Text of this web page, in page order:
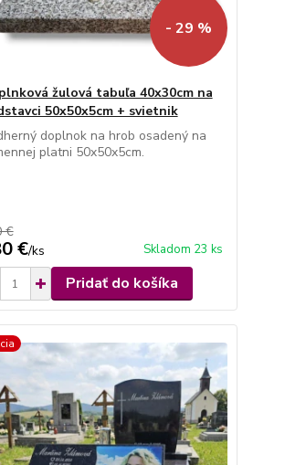
- 29 %
žulová tabuľa 40x30cm na
50x50x5cm + svietnik
doplnok na hrob osadený na
platni 50x50x5cm.
€
€/ks Skladom 23 ks
Pridať do košíka